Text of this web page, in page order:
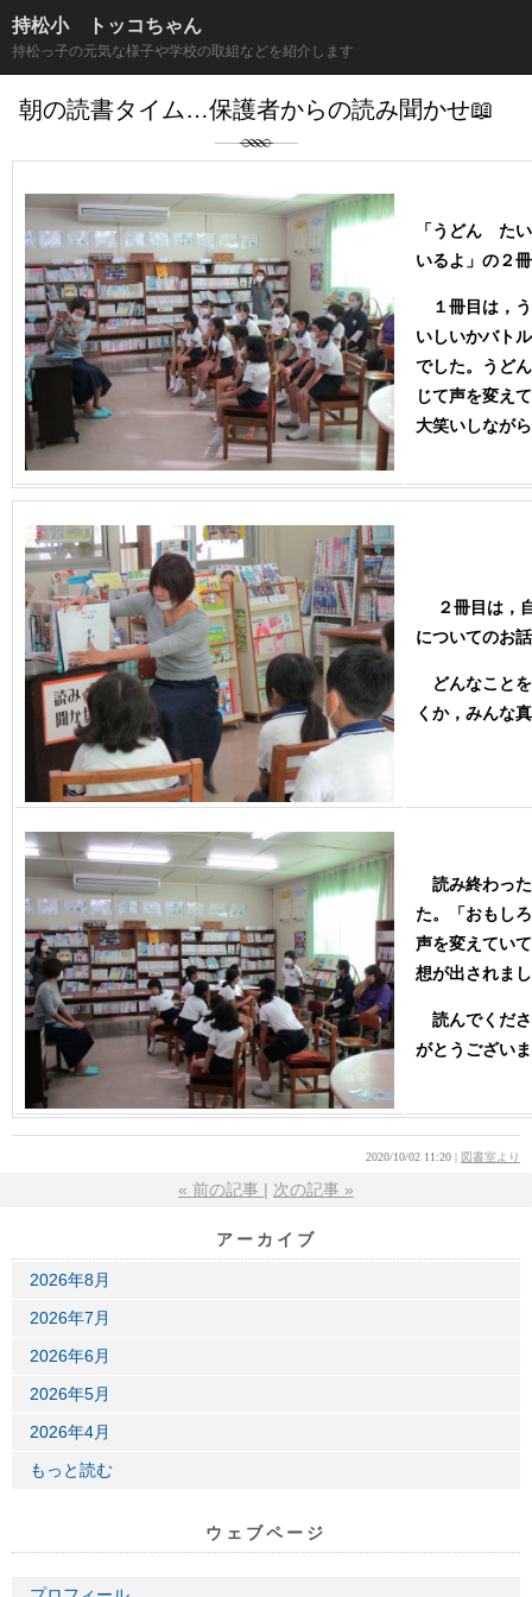
持松小 トッコちゃん
持松っ子の元気な様子や学校の取組などを紹介します
朝の読書タイム…保護者からの読み聞かせ📖
「うどん た
いるよ」の２
１冊目は，う
いしいかバト
でした。うど
じて声を変え
大笑いしなが
２冊目は，
についてのお
どんなこと
くか，みんな
読み終わっ
た。「おもし
声を変えてい
想が出されま
読んでくだ
がとうござい
2020/10/02 11:20 図書室より
« 前の記事 次の記事 »
アーカイブ
2026年8月
2026年7月
2026年6月
2026年5月
2026年4月
もっと読む
ウェブページ